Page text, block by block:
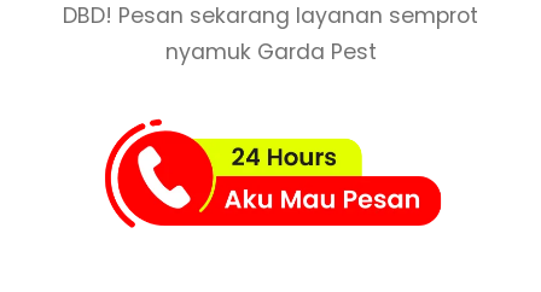
DBD! Pesan sekarang layanan semprot
nyamuk Garda Pest